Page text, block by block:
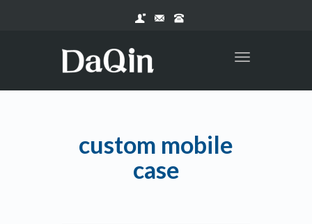
custom mobile
case